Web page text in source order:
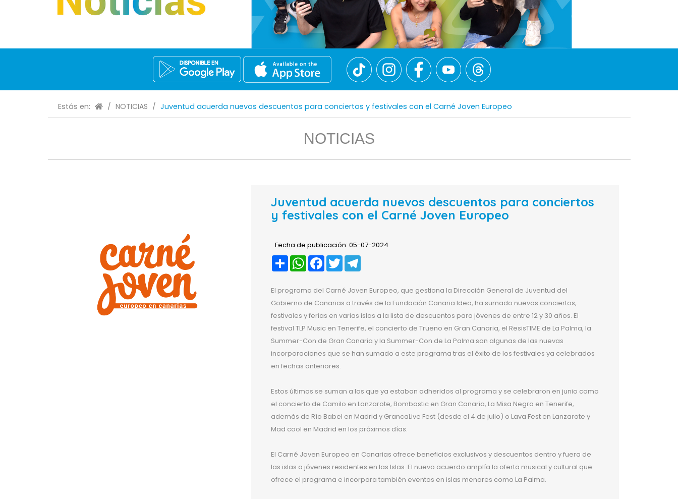
Estás en: / NOTICIAS / Juventud acuerda nuevos descuentos para conciertos y festivales con el Carné Joven Europeo
NOTICIAS
Juventud acuerda nuevos descuentos para conciertos
y festivales con el Carné Joven Europeo
Fecha de publicación: 05-07-2024
CompartirWhatsAppFacebook
Twitter
El programa del Carné Joven Europeo, que gestiona la Dirección General de Juventud del
Gobierno de Canarias a través de la Fundación Canaria Ideo, ha sumado nuevos conciertos,
festivales y ferias en varias islas a la lista de descuentos para jóvenes de entre 12 y 30 años. El
festival TLP Music en Tenerife, el concierto de Trueno en Gran Canaria, el ResisTIME de La Palma, la
Summer-Con de Gran Canaria y la Summer-Con de La Palma son algunas de las nuevas
incorporaciones que se han sumado a este programa tras el éxito de los festivales ya celebrados
en fechas anteriores.
Estos últimos se suman a los que ya estaban adheridos al programa y se celebraron en junio como
el concierto de Camilo en Lanzarote, Bombastic en Gran Canaria, La Misa Negra en Tenerife,
además de Río Babel en Madrid y GrancaLive Fest (desde el 4 de julio) o Lava Fest en Lanzarote y
Mad cool en Madrid en los próximos días.
El Carné Joven Europeo en Canarias ofrece beneficios exclusivos y descuentos dentro y fuera de
las islas a jóvenes residentes en las Islas. El nuevo acuerdo amplía la oferta musical y cultural que
ofrece el programa e incorpora también eventos en islas menores como La Palma.